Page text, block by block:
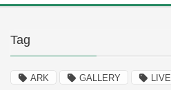
Tag
ARK GALLERY LIVE